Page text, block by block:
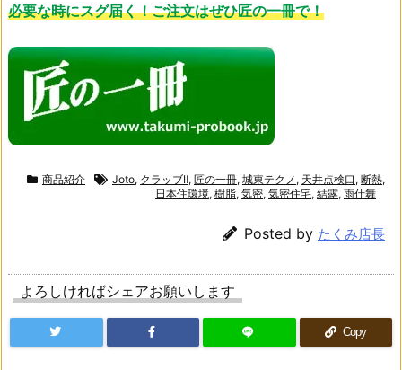
必要な時にスグ届く！ご注文はぜひ匠の一冊で！
商品紹介 Joto, クラッブⅡ, 匠の一冊, 城東テクノ , 天井点検口 , 断熱,
日本住環境, 樹脂, 気密, 気密住宅, 結露, 雨仕舞
Posted by たくみ店長
よろしければシェアお願いします
Copy